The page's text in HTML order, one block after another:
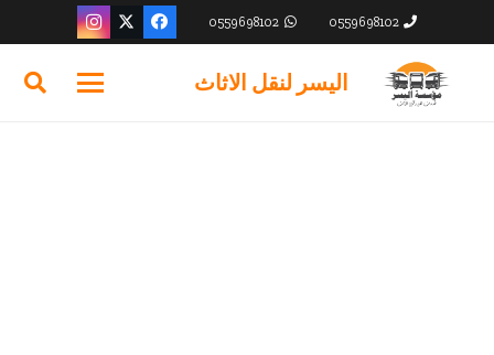
0559698102
0559698102
اليسر لنقل الاثاث